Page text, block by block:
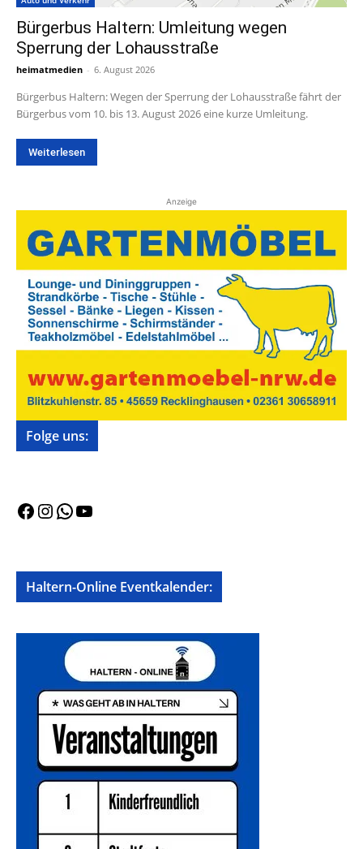
Bürgerbus Haltern: Umleitung wegen
Sperrung der Lohausstraße
heimatmedien - 6. August 2026
Bürgerbus Haltern: Wegen der Sperrung der Lohausstraße fährt der
Bürgerbus vom 10. bis 13. August 2026 eine kurze Umleitung.
Weiterlesen
Anzeige
Folge uns:
Facebook
Instagram
WhatsApp
YouTube
Haltern-Online Eventkalender: